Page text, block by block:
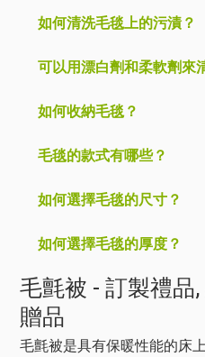
如何清洗毛毯上的污漬？
可以用漂白劑和柔軟劑來
如何收納毛毯？
毛毯的款式有哪些？
如何選擇毛毯的尺寸？
如何選擇毛毯的厚度？
毛氈被 - 訂製禮品
贈品
毛氈被是具有保暖性能的床